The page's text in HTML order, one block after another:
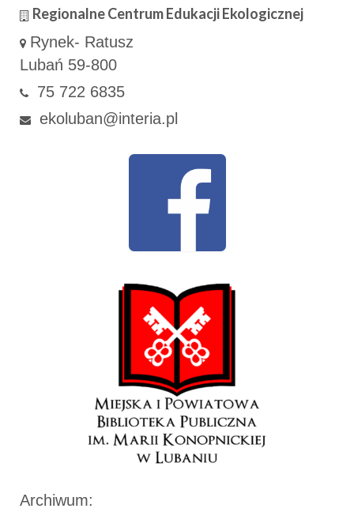
Regionalne Centrum Edukacji Ekologicznej
Rynek- Ratusz
Lubań 59-800
75 722 6835
ekoluban@interia.pl
Archiwum: